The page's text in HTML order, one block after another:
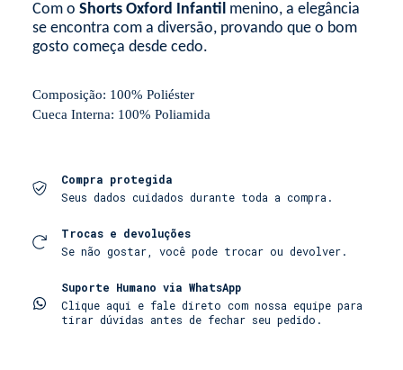
Com o Shorts Oxford Infantilmenino, a elegância
se encontra com a diversão, provando que o bom
gosto começa desde cedo.
Composição: 100% Poliéster
Cueca Interna: 100% Poliamida
Compra protegida
Seus dados cuidados durante toda a compra.
Trocas e devoluções
Se não gostar, você pode trocar ou devolver.
Suporte Humano via WhatsApp
Clique aqui e fale direto com nossa equipe para
tirar dúvidas antes de fechar seu pedido.